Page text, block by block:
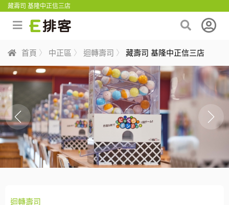
藏壽司 基隆中正信三店
首頁 中正區 迴轉壽司 藏壽司 基隆中正信三店
迴轉壽司